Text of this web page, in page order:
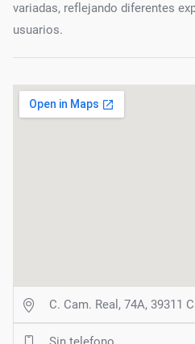
variadas, reflejando diferentes
usuarios.
C. Cam. Real, 74A, 39311